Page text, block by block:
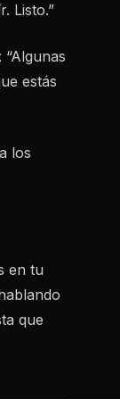
Listo.”
estás
los
en tu
que